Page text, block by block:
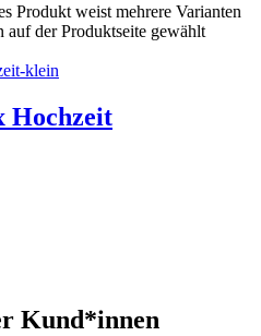
Produkt weist mehrere Varianten
der Produktseite gewählt
Hochzeit
Kund*innen